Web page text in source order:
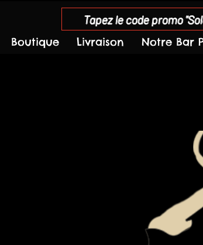
Tapez le code promo
Boutique Livraison Notre Bar